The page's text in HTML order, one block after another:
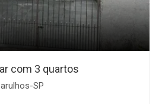
com 3 quartos
SP